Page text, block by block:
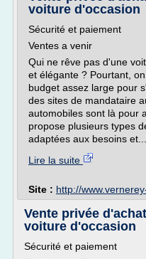
voiture d'occasion
Sécurité et paiement
Ventes a venir
Qui ne rêve pas d'une
et élégante ? Pourtant,
budget assez large pour
des sites de mandataire
automobiles sont là pour
propose plusieurs types
adaptées aux besoins et...
Lire la suite
Site : http://
Vente privée
voiture d'occasion
Sécurité et paiement